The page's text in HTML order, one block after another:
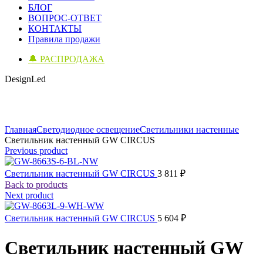
БЛОГ
ВОПРОС-ОТВЕТ
КОНТАКТЫ
Правила продажи
🔔 РАСПРОДАЖА
DesignLed
ГлавнаяСветодиодное освещениеСветильники настенные
Светильник настенный GW CIRCUS
Previous product
Светильник настенный GW CIRCUS 3 811 ₽
Back to products
Next product
Светильник настенный GW CIRCUS 5 604 ₽
Светильник настенный GW